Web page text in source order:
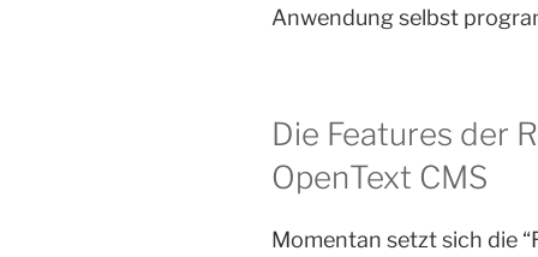
Anwendung selbst
Die Features der
OpenText CMS
Momentan setzt sich die